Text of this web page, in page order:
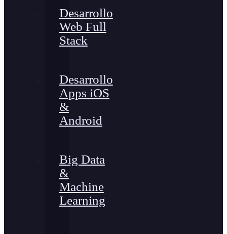
Desarrollo
Web Full
Stack
Desarrollo
Apps iOS
&
Android
Big Data
&
Machine
Learning